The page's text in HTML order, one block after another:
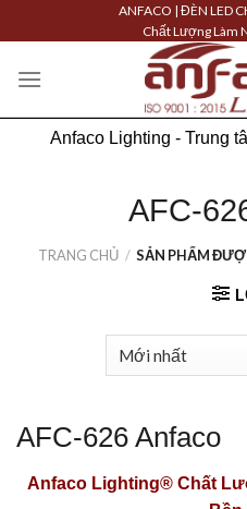
to
content
ANFACO | ĐÈN LED
Chất Lượng Làm
Anfaco Lighting - Trung
AFC-
TRANG CHỦ / SẢN PHẨM
AFC-626 Anfaco
Anfaco Lighting® Chất